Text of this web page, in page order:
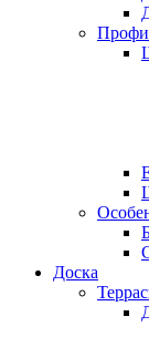
Доска